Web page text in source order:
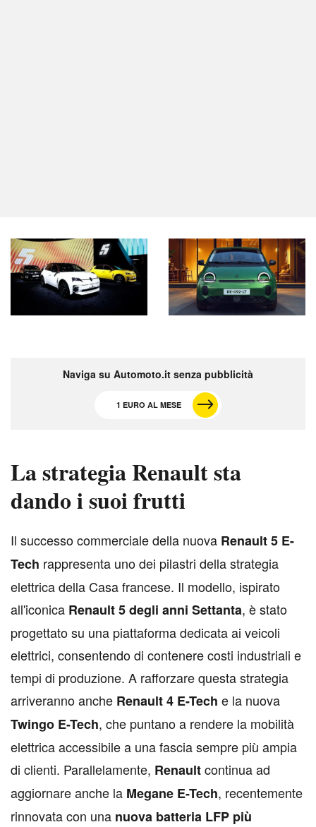
Naviga su Automoto.it senza pubblicità
1 EURO AL MESE
La strategia Renault sta
dando i suoi frutti
Il successo commerciale della nuova Renault 5 E-
Tech rappresenta uno dei pilastri della strategia
elettrica della Casa francese. Il modello, ispirato
all'iconica Renault 5 degli anni Settanta, è stato
progettato su una piattaforma dedicata ai veicoli
elettrici, consentendo di contenere costi industriali e
tempi di produzione. A rafforzare questa strategia
arriveranno anche Renault 4 E-Tech e la nuova
Twingo E-Tech, che puntano a rendere la mobilità
elettrica accessibile a una fascia sempre più ampia
di clienti. Parallelamente, Renaultcontinua ad
aggiornare anche la Megane E-Tech, recentemente
rinnovata con una nuova batteria LFP più